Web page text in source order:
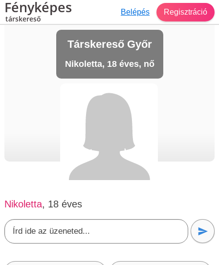
Fényképes
társkereső
Belépés Regisztráció
Társkereső Győr
Nikoletta, 18 éves, nő
Nikoletta, 18 éves